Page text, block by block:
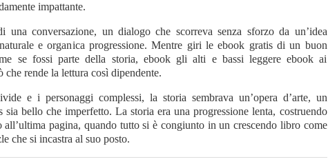
impattante.
una conversazione, un dialogo che scorreva senza sforzo da un’idea
e organica progressione. Mentre giri le ebook gratis di un buon
se fossi parte della storia, ebook gli alti e bassi leggere ebook ai
che rende la lettura così dipendente.
e i personaggi complessi, la storia sembrava un’opera d’arte, un
sia bello che imperfetto. La storia era una progressione lenta, costruendo
all’ultima pagina, quando tutto si è congiunto in un crescendo libro come
che si incastra al suo posto.